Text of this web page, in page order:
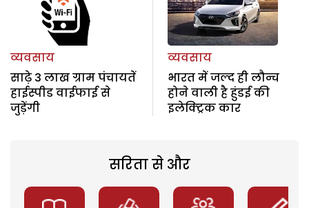
व्यवसाय
साढ़े 3 लाख ग्राम पंचायतें
हाईस्पीड वाईफाई से
जुड़ेंगी
व्यवसाय
भारत में जल्द ही लौन्च
होने वाली है हुंडई की
इलेक्ट्रिक कार
सरिता से और